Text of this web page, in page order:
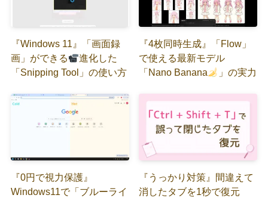
『Windows 11』「画面録
画」ができる
進化した
「Snipping Tool」の使い方
『4枚同時生成』「Flow」
で使える最新モデル
「Nano Banana
」の実力
『0円で視力保護』
Windows11で「ブルーライ
『うっかり対策』間違えて
消したタブを1秒で復元